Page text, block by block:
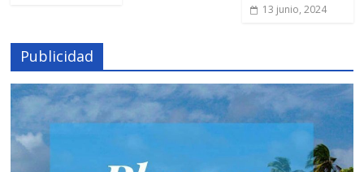
13 junio, 2024
Publicidad